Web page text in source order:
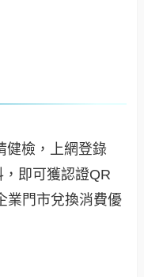
健檢，上網登錄
即可獲認證QR
業門市兌換消費優